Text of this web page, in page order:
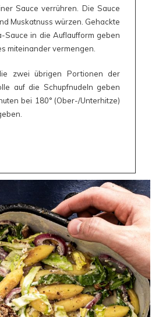
Sauce verrühren. Die Sauce
Muskatnuss würzen. Gehackte
Sauce in die Auflaufform geben
miteinander vermengen.
zwei übrigen Portionen der
auf die Schupfnudeln geben
bei 180° (Ober-/Unterhitze)